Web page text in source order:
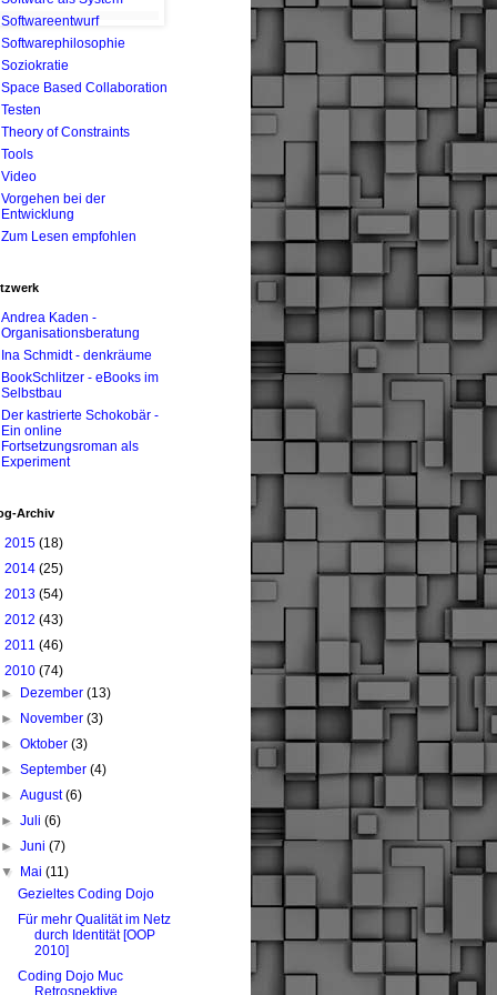
Softwareentwurf
Softwarephilosophie
Soziokratie
Space Based Collaboration
Testen
Theory of Constraints
Tools
Video
Vorgehen bei der
Entwicklung
Zum Lesen empfohlen
Andrea Kaden -
Organisationsberatung
Ina Schmidt - denkräume
BookSchlitzer - eBooks im
Selbstbau
Der kastrierte Schokobär -
Ein online
Fortsetzungsroman als
Experiment
Archiv
2015 (18)
2014 (25)
2013 (54)
2012 (43)
2011 (46)
2010 (74)
►
Dezember(13)
►
November(3)
►Oktober(3)
►September(4)
►August(6)
►Juli(6)
►Juni(7)
▼
Mai(11)
Gezieltes Coding Dojo
Für mehr Qualität im Netz
durch Identität [OOP
2010]
Coding Dojo Muc
Retrospektive